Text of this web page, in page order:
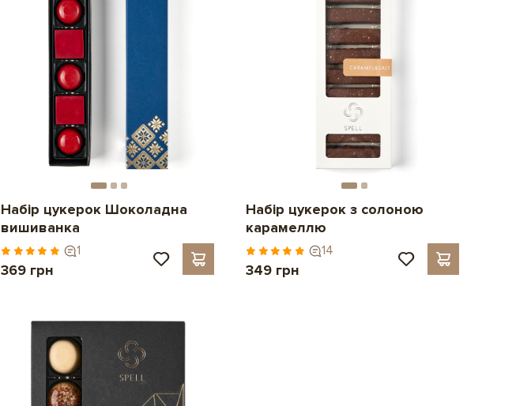
Набір цукерок Шоколадна
вишиванка
1
369 грн
Набір цукерок з солоною
карамеллю
14
349 грн